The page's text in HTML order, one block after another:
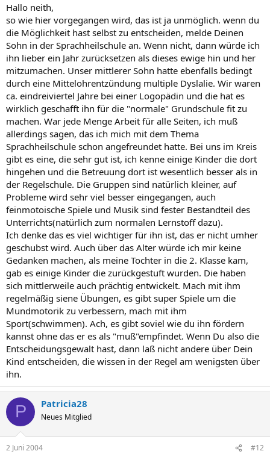
Hallo neith,
so wie hier vorgegangen wird, das ist ja unmöglich. wenn du
die Möglichkeit hast selbst zu entscheiden, melde Deinen
Sohn in der Sprachheilschule an. Wenn nicht, dann würde ich
ihn lieber ein Jahr zurücksetzen als dieses ewige hin und her
mitzumachen. Unser mittlerer Sohn hatte ebenfalls bedingt
durch eine Mittelohrentzündung multiple Dyslalie. Wir waren
ca. eindreiviertel Jahre bei einer Logopädin und die hat es
wirklich geschafft ihn für die "normale" Grundschule fit zu
machen. War jede Menge Arbeit für alle Seiten, ich muß
allerdings sagen, das ich mich mit dem Thema
Sprachheilschule schon angefreundet hatte. Bei uns im Kreis
gibt es eine, die sehr gut ist, ich kenne einige Kinder die dort
hingehen und die Betreuung dort ist wesentlich besser als in
der Regelschule. Die Gruppen sind natürlich kleiner, auf
Probleme wird sehr viel besser eingegangen, auch
feinmotoische Spiele und Musik sind fester Bestandteil des
Unterrichts(natürlich zum normalen Lernstoff dazu).
Ich denke das es viel wichtiger für ihn ist, das er nicht umher
geschubst wird. Auch über das Alter würde ich mir keine
Gedanken machen, als meine Tochter in die 2. Klasse kam,
gab es einige Kinder die zurückgestuft wurden. Die haben
sich mittlerweile auch prächtig entwickelt. Mach mit ihm
regelmäßig siene Übungen, es gibt super Spiele um die
Mundmotorik zu verbessern, mach mit ihm
Sport(schwimmen). Ach, es gibt soviel wie du ihn fördern
kannst ohne das er es als "muß"empfindet. Wenn Du also die
Entscheidungsgewalt hast, dann laß nicht andere über Dein
Kind entscheiden, die wissen in der Regel am wenigsten über
ihn.
P Patricia28
Neues Mitglied
2 Juni 2004 #12